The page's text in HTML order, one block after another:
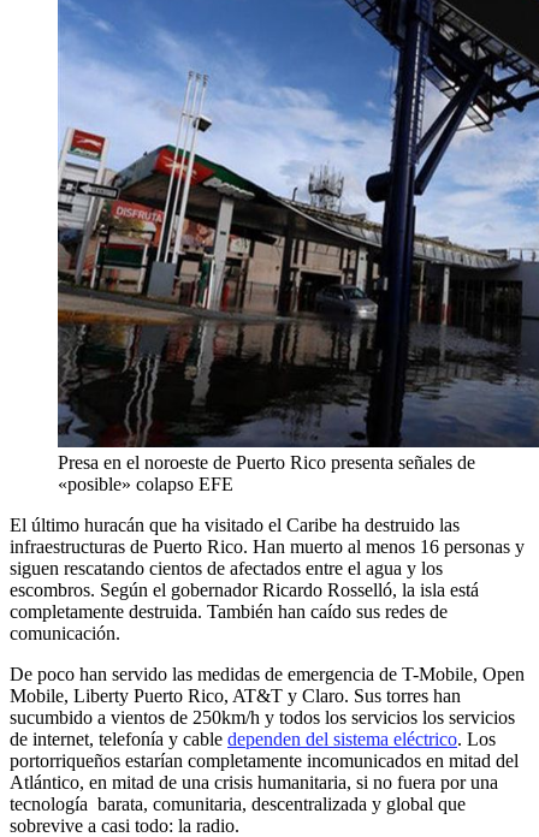
Presa en el noroeste de Puerto Rico presenta señales de
«posible» colapso EFE
El último huracán que ha visitado el Caribe ha destruido las
infraestructuras de Puerto Rico. Han muerto al menos 16 personas y
siguen rescatando cientos de afectados entre el agua y los
escombros. Según el gobernador Ricardo Rosselló, la isla está
completamente destruida. También han caído sus redes de
comunicación.
De poco han servido las medidas de emergencia de T-Mobile, Open
Mobile, Liberty Puerto Rico, AT&T y Claro. Sus torres han
sucumbido a vientos de 250km/h y todos los servicios los servicios
de internet, telefonía y cable dependen del sistema eléctrico. Los
portorriqueños estarían completamente incomunicados en mitad del
Atlántico, en mitad de una crisis humanitaria, si no fuera por una
tecnología barata, comunitaria, descentralizada y global que
sobrevive a casi todo: la radio.